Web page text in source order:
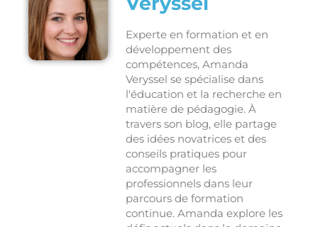
Experte en formation et en
développement des
compétences, Amanda
Veryssel se spécialise dans
l'éducation et la recherche en
matière de pédagogie. À
travers son blog, elle partage
des idées novatrices et des
conseils pratiques pour
accompagner les
professionnels dans leur
parcours de formation
continue. Amanda explore les